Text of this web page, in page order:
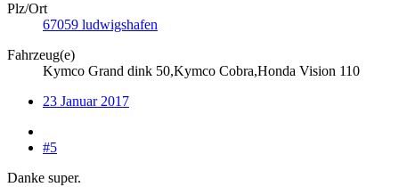
Plz/Ort
67059 ludwigshafen
Fahrzeug(e)
Kymco Grand dink 50,Kymco Cobra,Honda Vision 110
23 Januar 2017
#5
Danke super.